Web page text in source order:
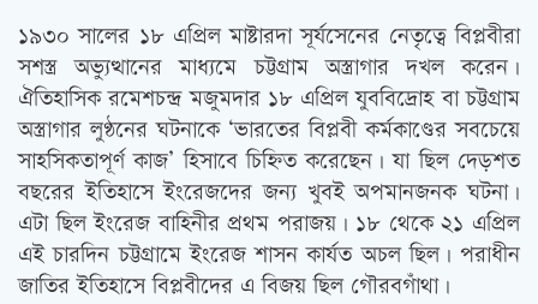
১৯৩০ সালের ১৮ এপ্রিল মাষ্টারদা সূর্যসেনের নেতৃত্বে বিপ্লবীরা
সশস্ত্র অভ্যুত্থানের মাধ্যমে চট্টগ্রাম অস্ত্রাগার দখল করেন।
ঐতিহাসিক রমেশচন্দ্র মজুমদার ১৮ এপ্রিল যুববিদ্রোহ বা চট্টগ্রাম
অস্ত্রাগার লুণ্ঠনের ঘটনাকে ‘ভারতের বিপ্লবী কর্মকাণ্ডের সবচেয়ে
সাহসিকতাপূর্ণ কাজ’ হিসাবে চিহ্নিত করেছেন। যা ছিল দেড়শত
বছরের ইতিহাসে ইংরেজদের জন্য খুবই অপমানজনক ঘটনা।
এটা ছিল ইংরেজ বাহিনীর প্রথম পরাজয়। ১৮ থেকে ২১ এপ্রিল
এই চারদিন চট্টগ্রামে ইংরেজ শাসন কার্যত অচল ছিল। পরাধীন
জাতির ইতিহাসে বিপ্লবীদের এ বিজয় ছিল গৌরবগাঁথা।